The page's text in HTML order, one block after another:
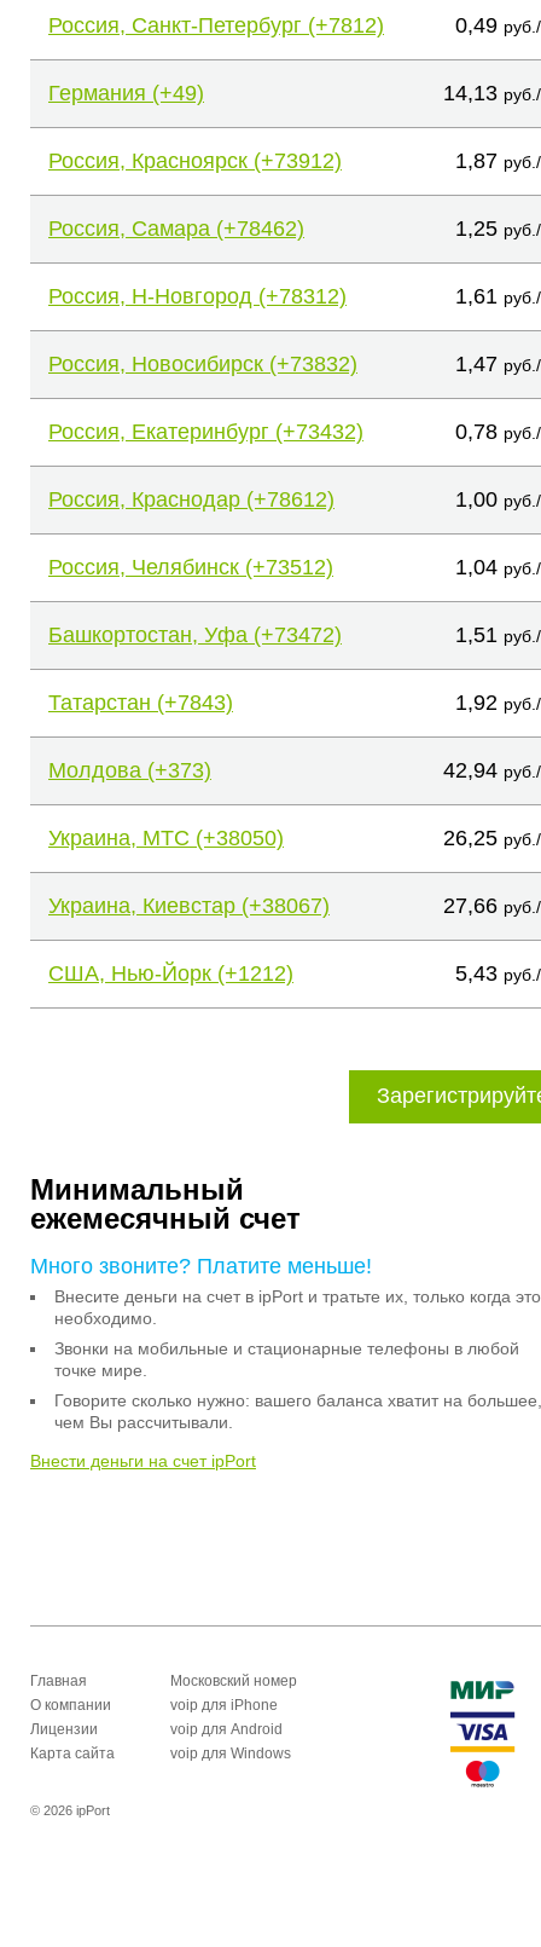
Россия, Санкт-Петербург (+7812) 0,49
Германия (+49) 14,13
Россия, Красноярск (+73912) 1,87
Россия, Самара (+78462) 1,25
Россия, Н-Новгород (+78312) 1,61
Россия, Новосибирск (+73832) 1,47
Россия, Екатеринбург (+73432) 0,78
Россия, Краснодар (+78612) 1,00
Россия, Челябинск (+73512) 1,04
Башкортостан, Уфа (+73472) 1,51
Татарстан (+7843) 1,92
Молдова (+373) 42,94
Украина, МТС (+38050) 26,25
Украина, Киевстар (+38067) 27,66
США, Нью-Йорк (+1212) 5,43
Минимальный
ежемесячный счет
Много звоните? Платите меньше!
Внесите деньги на счет в ipPort и тратьте их, только когда это
необходимо.
Звонки на мобильные и стационарные телефоны в любой
точке мире.
Говорите сколько нужно: вашего баланса хватит на большее,
чем Вы рассчитывали.
Внести деньги на счет ipPort
Главная
О компании
Лицензии
Карта сайта
Московский номер
voip для iPhone
voip для Android
voip для Windows
© 2026 ipPort